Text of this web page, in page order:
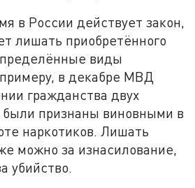
в России действует закон,
лишать приобретённого
виды
в декабре МВД
гражданства двух
признаны виновными в
наркотиков. Лишать
можно за изнасилование,
убийство.